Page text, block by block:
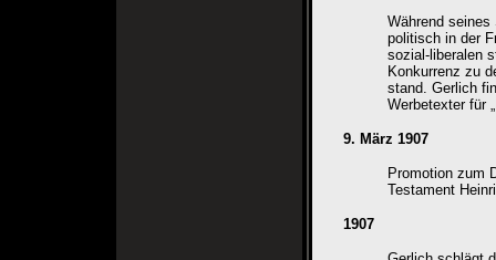
Während
politisch in der
sozial-liberalen
Konkurrenz zu
stand. Gerlich
Werbetexter für
9. März 1907
Promotion zum
Testament
1907